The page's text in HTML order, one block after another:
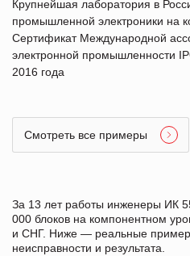
Крупнейшая лаборатория в
промышленной электроники на
Сертификат Международной
электронной промышленности
2016 года
Смотреть все примеры
За 13 лет работы инженеры ИК
000 блоков на компонентном
и СНГ. Ниже — реальные
неисправности и результата.